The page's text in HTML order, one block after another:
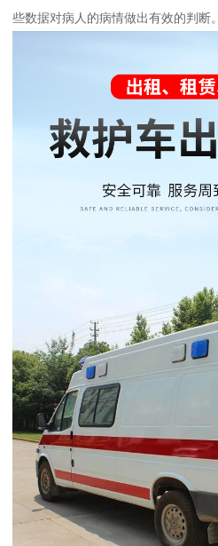
些数据对病人的病情做出有效的判断。